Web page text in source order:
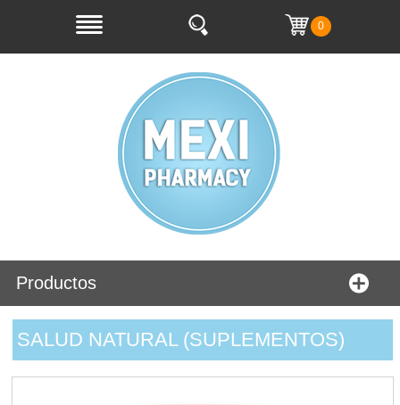
0
Productos
SALUD NATURAL (SUPLEMENTOS)